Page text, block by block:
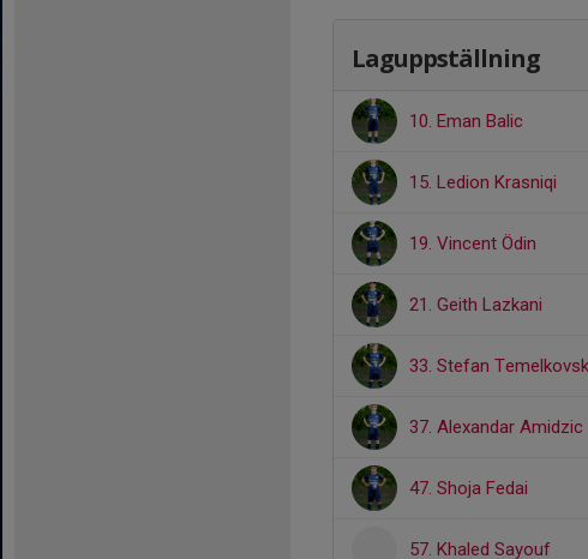
Laguppställning
10. Eman Balic
15. Ledion Krasniqi
19. Vincent Ödin
21. Geith Lazkani
33. Stefan
37. Alexandar Amidzic
47. Shoja Fedai
57. Khaled Sayouf